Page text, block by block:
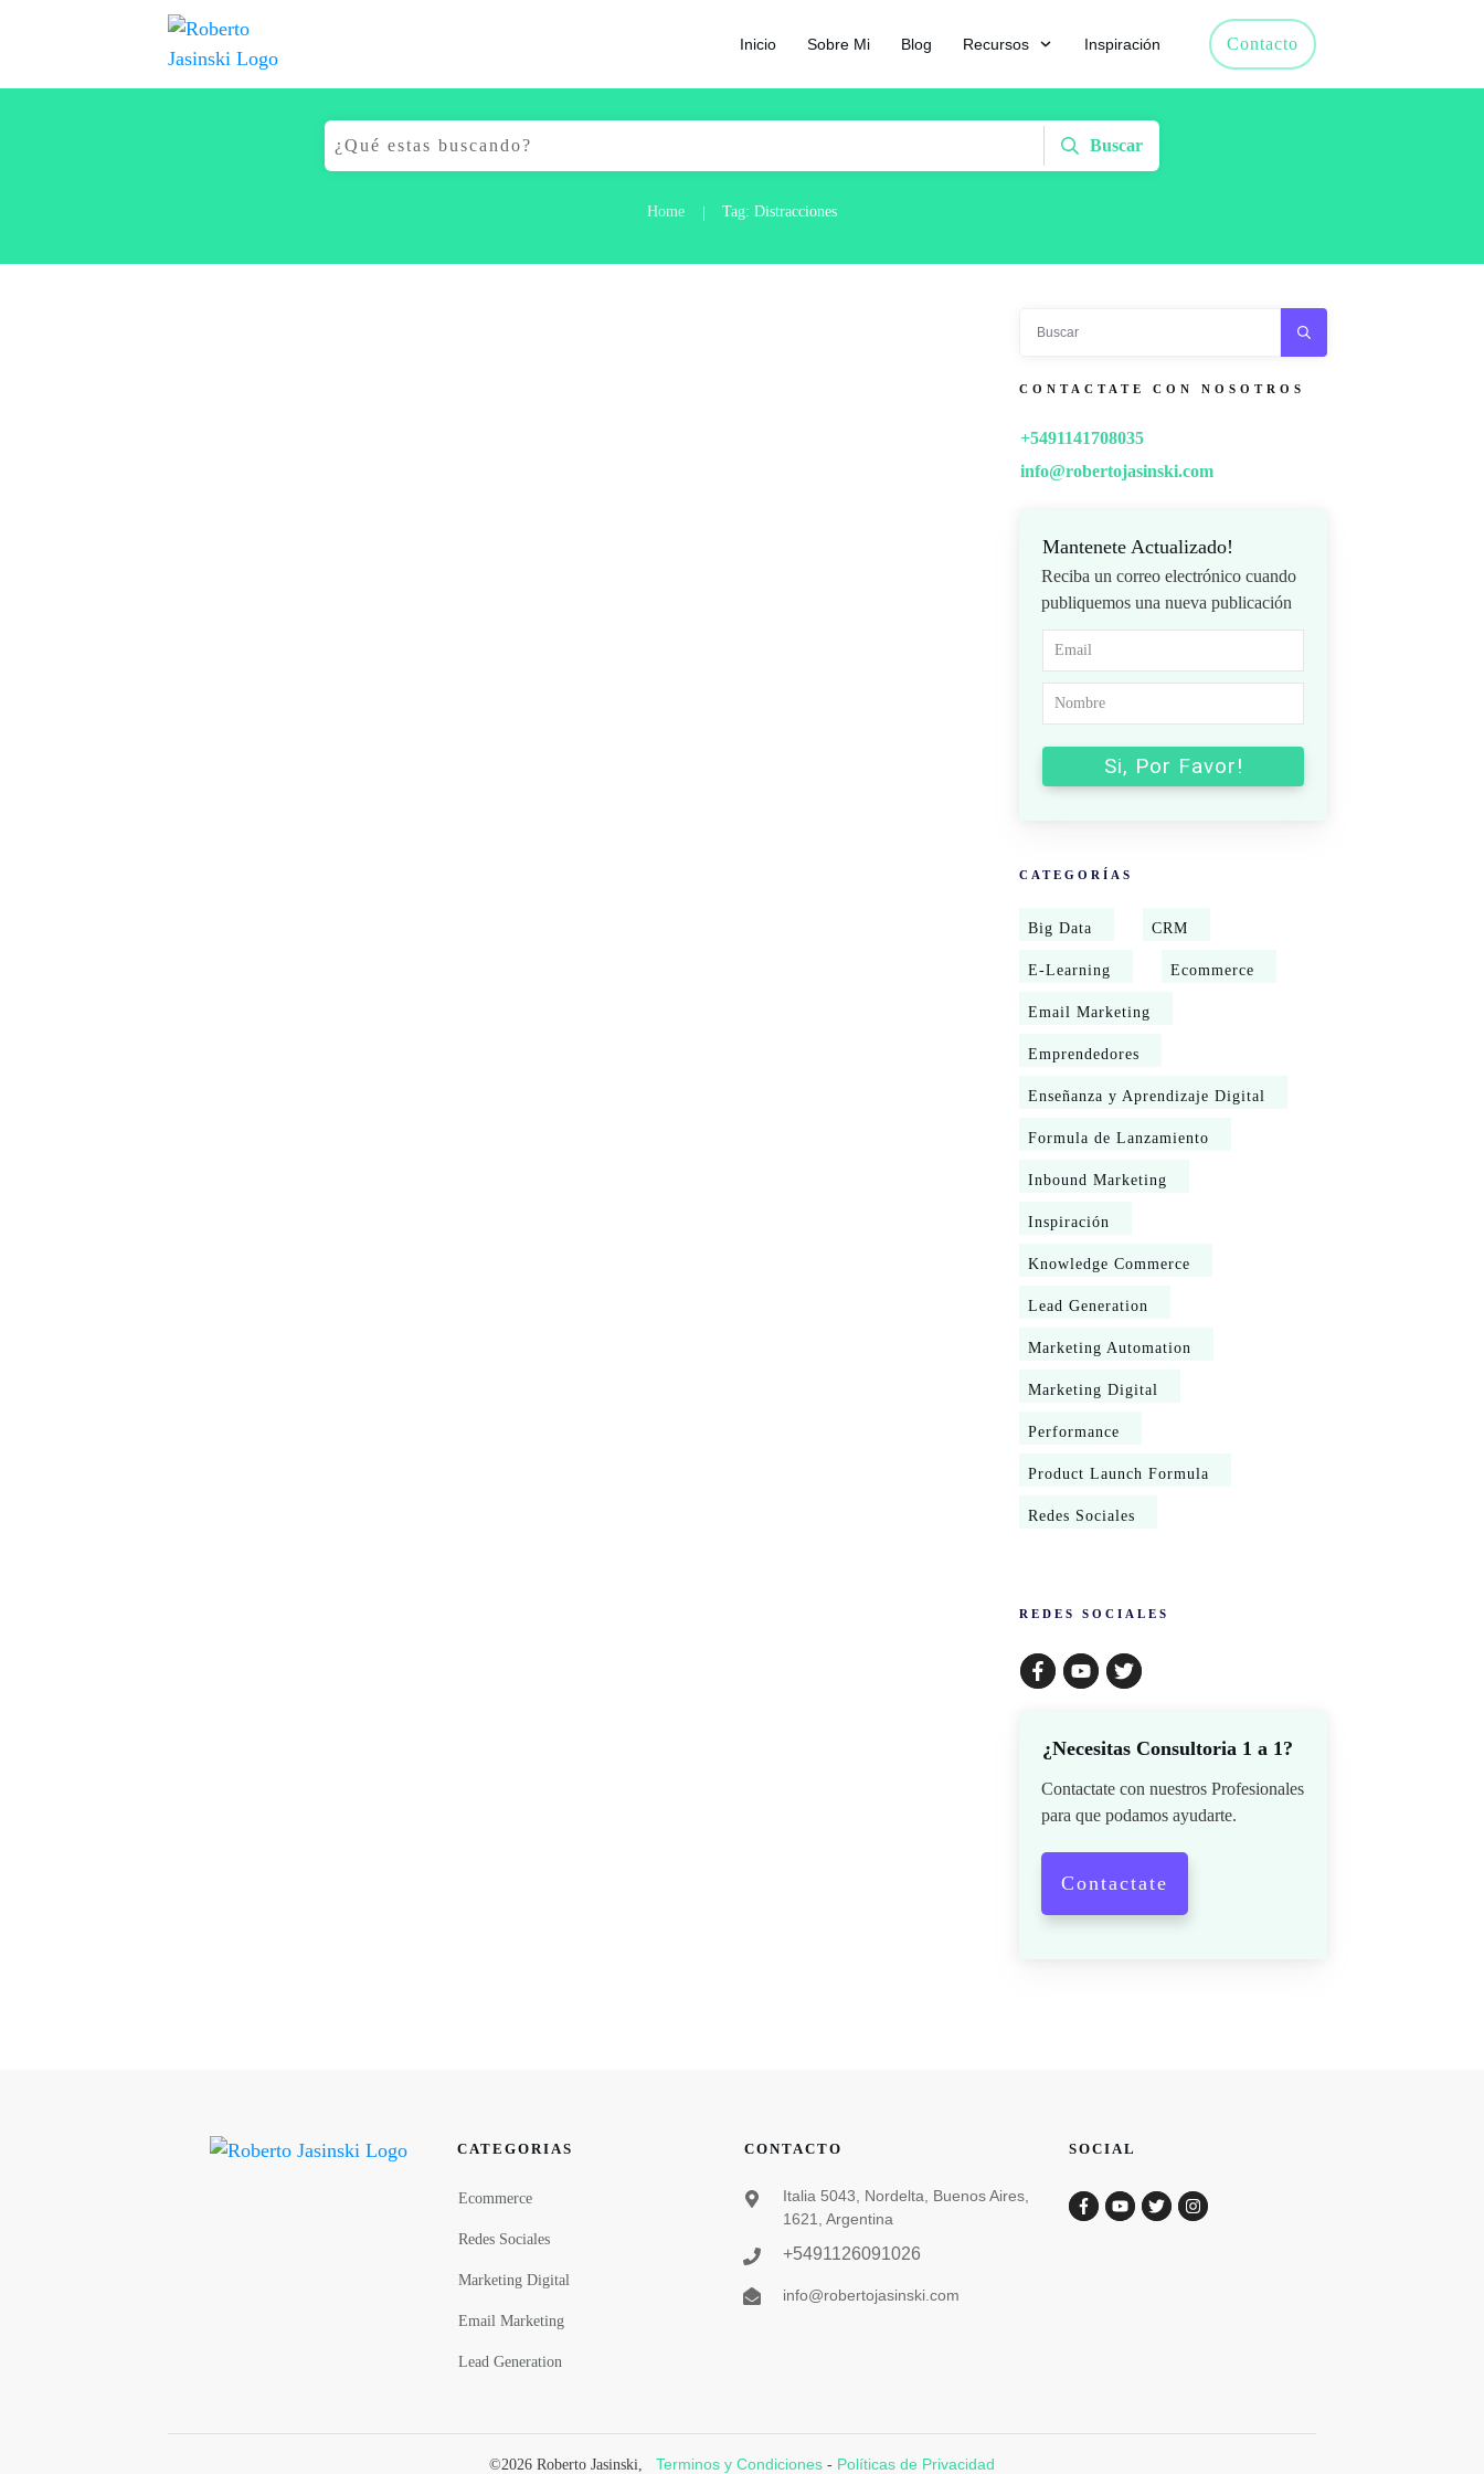
Inicio Sobre Mi Blog Recursos Inspiración Contacto
Buscar
Home | Tag: Distracciones
CONTACTATE CON NOSOTROS
+5491141708035
info@robertojasinski.com
Mantenete Actualizado!
Reciba un correo electrónico cuando
publiquemos una nueva publicación
Si, Por Favor!
CATEGORÍAS
Big Data CRM
E-Learning Ecommerce
Email Marketing
Emprendedores
Enseñanza y Aprendizaje Digital
Formula de Lanzamiento
Inbound Marketing
Inspiración
Knowledge Commerce
Lead Generation
Marketing Automation
Marketing Digital
Performance
Product Launch Formula
Redes Sociales
​REDES SOCIALES
¿Necesitas Consultoria 1 a 1?
Contactate con nuestros Profesionales
para que podamos ayudarte.
Contactate
CATEGORIAS
Ecommerce
Redes Sociales
Marketing Digital
Email Marketing
Lead Generation
CONTACTO
Italia 5043, Nordelta, Buenos Aires,
1621, Argentina
+5491126091026
info@robertojasinski.com
SOCIAL
©2026 Roberto Jasinski, Terminos y Condiciones - Políticas de Privacidad